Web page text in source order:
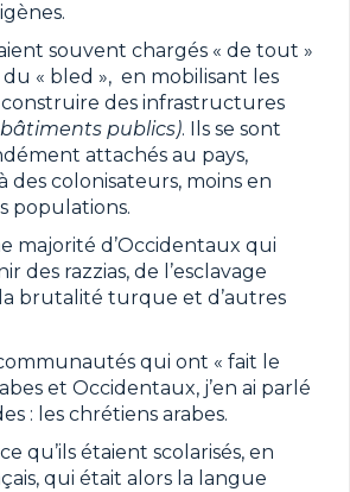
souvent chargés « de tout »
« bled », en mobilisant les
des infrastructures
bâtiments publics). Ils se sont
attachés au pays,
des colonisateurs, moins en
populations.
majorité d’Occidentaux qui
des razzias, de l’esclavage
brutalité turque et d’autres
qui ont « fait le
et Occidentaux, j’en ai parlé
: les chrétiens arabes.
qu’ils étaient scolarisés, en
qui était alors la langue